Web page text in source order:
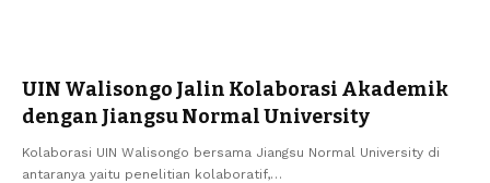
UIN Walisongo Jalin Kolaborasi Akademik
dengan Jiangsu Normal University
Kolaborasi UIN Walisongo bersama Jiangsu Normal University di
antaranya yaitu penelitian kolaboratif,…